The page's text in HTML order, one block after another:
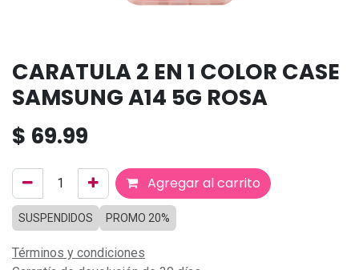
CARATULA 2 EN 1 COLOR CASE
SAMSUNG A14 5G ROSA
$ 69.99
Agregar al carrito
SUSPENDIDOS PROMO 20%
Términos y condiciones